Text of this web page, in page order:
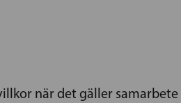
när det gäller